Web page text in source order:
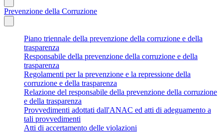
Prevenzione della Corruzione
Piano triennale della prevenzione della corruzione e della
trasparenza
Responsabile della prevenzione della corruzione e della
trasparenza
Regolamenti per la prevenzione e la repressione della
corruzione e della trasparenza
Relazione del responsabile della prevenzione della corruzione
e della trasparenza
Provvedimenti adottati dall'ANAC ed atti di adeguamento a
tali provvedimenti
Atti di accertamento delle violazioni